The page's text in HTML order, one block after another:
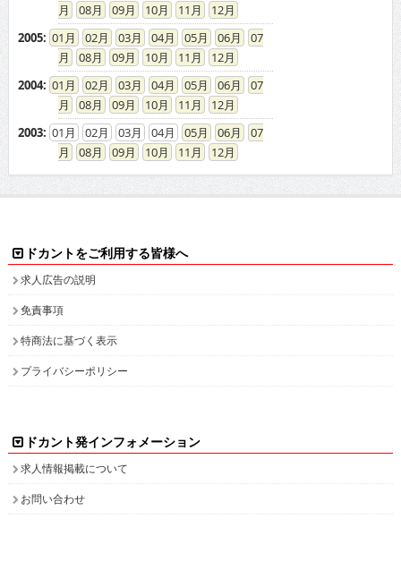
08
09 10 11
12
2005: 01 02 03 04 05 06
07
08
09 10 11
12
2004: 01 02 03 04 05 06
07
08
09 10 11
12
2003: 01 02 03 04 05 06
07
08
09 10 11 12
ドカントをご利用する皆様へ
求人広告の説明
免責事項
特商法に基づく表示
プライバシーポリシー
ドカント発インフォメーション
求人情報掲載について
お問い合わせ